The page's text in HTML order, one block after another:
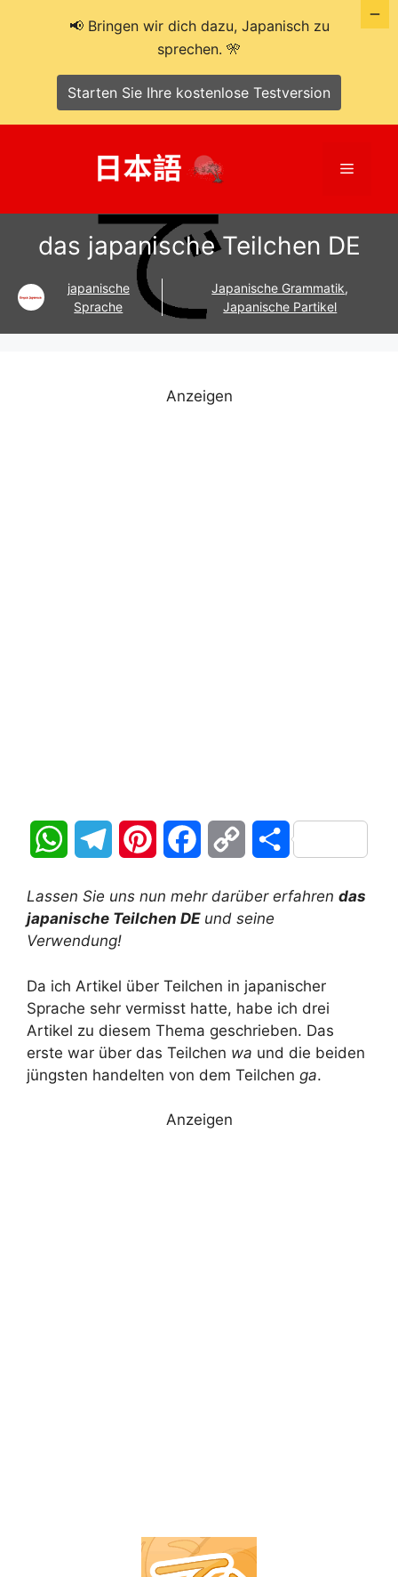
Menü
das japanische Teilchen DE
japanische
Sprache
Japanische Grammatik,
Japanische Partikel
Anzeigen
W
a
t
s
A
p
l
e
g
r
a
n
e
r
e
c
b
o
o
p
L
i
n
T
e
n
Lassen Sie uns nun mehr darüber erfahren das
japanische Teilchen DEund seine
Verwendung!
Da ich Artikel über Teilchen in japanischer
Sprache sehr vermisst hatte, habe ich drei
Artikel zu diesem Thema geschrieben. Das
erste war über das Teilchen wa und die beiden
jüngsten handelten von dem Teilchen ga.
Anzeigen
📢 Bringen wir dich dazu, Japanisch zu
sprechen. 🎌
Starten Sie Ihre kostenlose Testversion